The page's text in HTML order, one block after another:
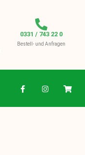
0331 / 743 22 0
Bestell- und Anfragen